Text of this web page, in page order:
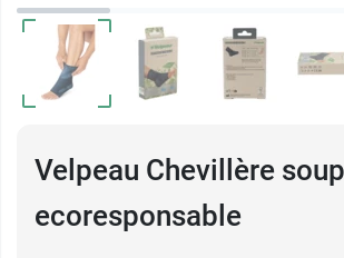
Velpeau Chevillère
ecoresponsable